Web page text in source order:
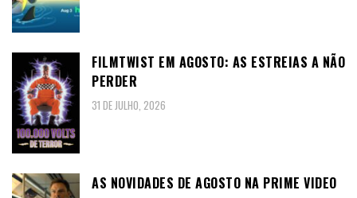
FILMTWIST EM AGOSTO: AS ESTREIAS A NÃO
PERDER
31 DE JULHO, 2026
AS NOVIDADES DE AGOSTO NA PRIME VIDEO